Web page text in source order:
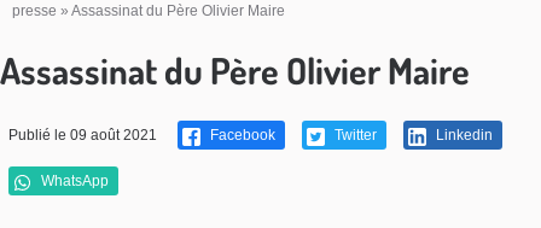
presse » Assassinat du Père Olivier Maire
Assassinat du Père Olivier Maire
Publié le 09 août 2021 Facebook Twitter Linkedin
WhatsApp